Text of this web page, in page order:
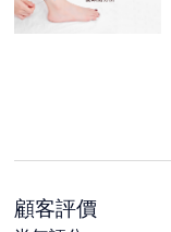
顧客評價